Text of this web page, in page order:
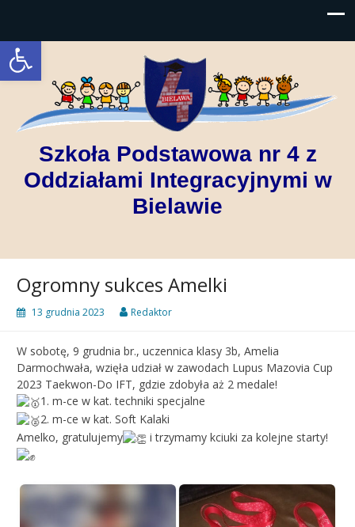
Open toolbar
Szkoła Podstawowa nr 4 z
Oddziałami Integracyjnymi w
Bielawie
Ogromny sukces Amelki
13 grudnia 2023 Redaktor
W sobotę, 9 grudnia br., uczennica klasy 3b, Amelia
Darmochwała, wzięła udział w zawodach Lupus Mazovia Cup
2023 Taekwon-Do IFT, gdzie zdobyła aż 2 medale!
1. m-ce w kat. techniki specjalne
2. m-ce w kat. Soft Kalaki
Amelko, gratulujemy
i trzymamy kciuki za kolejne starty!